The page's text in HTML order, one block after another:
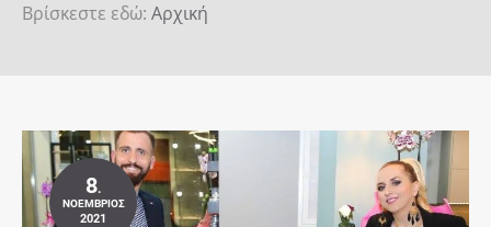
Βρίσκεστε εδώ: Αρχική
8.
ΝΟΈΜΒΡΙΟΣ
2021